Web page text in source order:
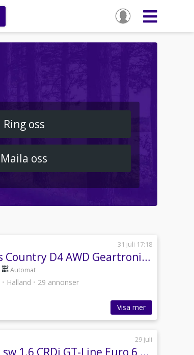
Ring oss
Maila oss
31 juli 17:18
Volvo V90 Cross Country D4 AWD Geartronic Pro Läder Rattvärme Klimatpkt Drag
Automat
• Halland • 29 annonser
Visa mer
29 juli
Kia CEED cee'd_sw 1.6 CRDi GT-Line Euro 6 Kamera GPS Dragkrok